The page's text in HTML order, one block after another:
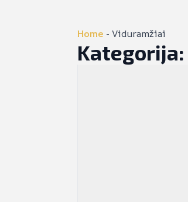
Home - Viduramžiai
Kategorija: